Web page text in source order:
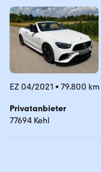
EZ 04/2021 • 79.800 km
Privatanbieter
77694 Kehl